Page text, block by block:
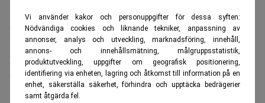
Vi använder kakor och personuppgifter för dessa syften:
Nödvändiga cookies och liknande tekniker, anpassning av
annonser, analys och utveckling, marknadsföring, innehåll,
annons- och innehållsmätning, målgruppsstatistik,
produktutveckling, uppgifter om geografisk positionering,
identifiering via enheten, lagring och åtkomst till information på en
enhet, säkerställa säkerhet, förhindra och upptäcka bedrägerier
samt åtgärda fel.
kallade återställningskostnaden – vad det kostar att
återföra brända områden till sitt tidigare skick.
Industri och jordbruk under press
I franska Gironde, ett nav för försvars- och rymdindustri,
tvingades bolag som motortillverkaren Safran,
stridsflygstillverkaren Dassault och rakettillverkaren